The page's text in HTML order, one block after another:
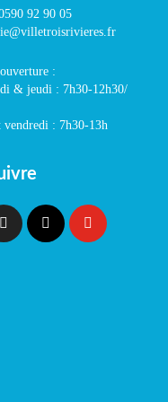
92 90 05
:
& jeudi : 7h30-12h30/
vendredi : 7h30-13h